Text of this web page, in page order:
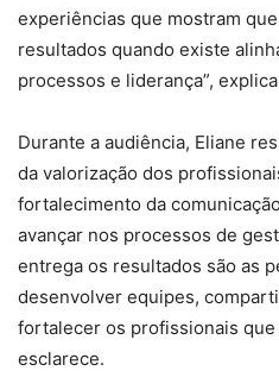
experiências que mostram
resultados quando existe
processos e liderança”,
Durante a audiência, Eliane
da valorização dos
fortalecimento da
avançar nos processos de
entrega os resultados são as
desenvolver equipes,
fortalecer os profissionais que
esclarece.